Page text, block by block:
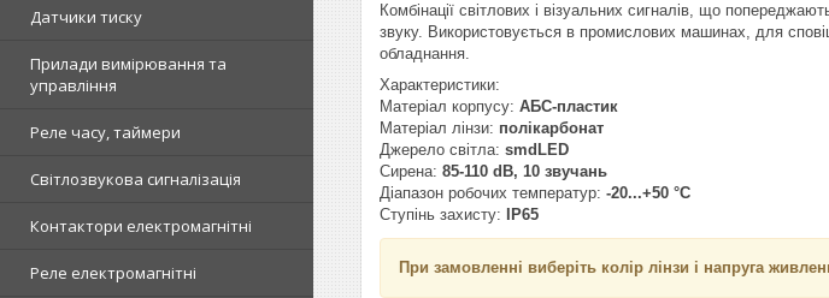
Датчики тиску
Прилади вимірювання та
управління
Реле часу, таймери
Світлозвукова сигналізація
Контактори електромагнітні
Реле електромагнітні
Комбінації світлових і візуальних сигналів, що
звуку. Використовується в промислових машинах, для
обладнання.
Характеристики:
Матеріал корпусу: АБС-пластик
Матеріал лінзи: полікарбонат
Джерело світла: smdLED
Сирена: 85-110 dB, 10 звучань
Діапазон робочих температур: -20...+50 °C
Ступінь захисту:
IP65
При замовленні виберіть колір лінзи і напруга